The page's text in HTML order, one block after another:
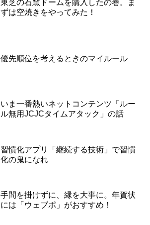
東芝の石窯ドームを購入したの巻。ま
ずは空焼きをやってみた！
優先順位を考えるときのマイルール
いま一番熱いネットコンテンツ「ルー
ル無用JCJCタイムアタック」の話
習慣化アプリ「継続する技術」で習慣
化の鬼になれ
手間を掛けずに、縁を大事に。年賀状
には「ウェブポ」がおすすめ！